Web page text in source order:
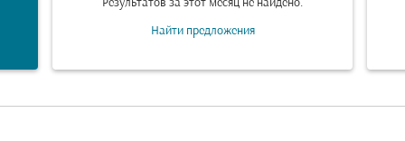
Результатов за этот месяц не найдено.
Найти предложения